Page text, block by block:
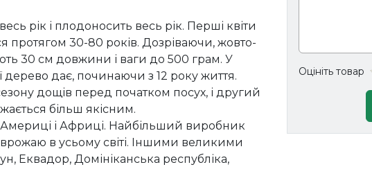
рік і плодоносить весь рік. Перші квіти
протягом 30-80 років. Дозріваючи, жовто-
30 см довжини і ваги до 500 грам. У
дерево дає, починаючи з 12 року життя.
дощів перед початком посух, і другий
більш якісним.
Америці і Африці. Найбільший виробник
в усьому світі. Іншими великими
Еквадор, Домініканська республіка,
Оцініть товар